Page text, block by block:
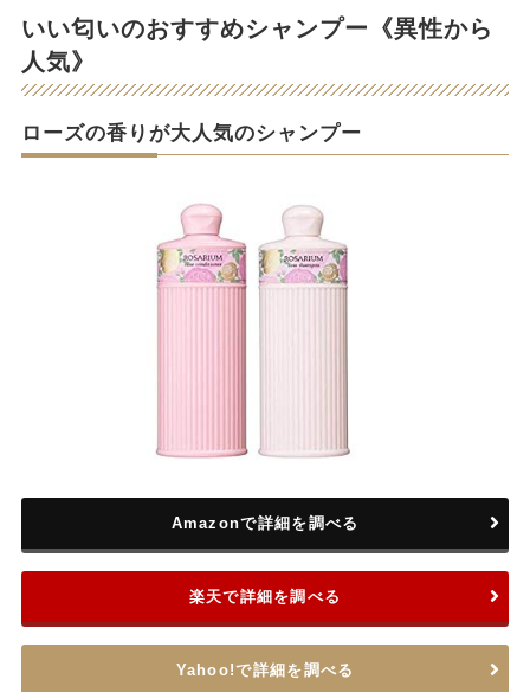
いい匂いのおすすめシャンプー《異性から
人気》
ローズの香りが大人気のシャンプー
Amazonで詳細を調べる
楽天で詳細を調べる
Yahoo!で詳細を調べる